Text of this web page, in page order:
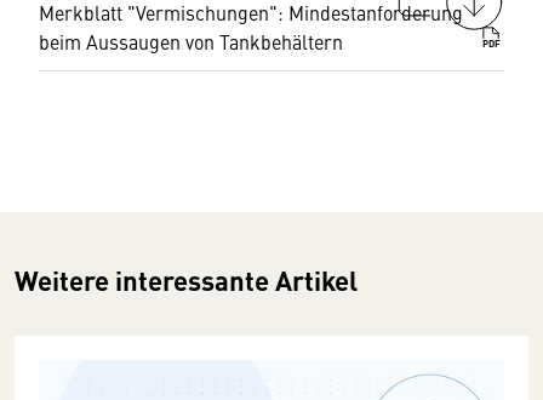
Merkblatt "Vermischungen": Mindestanforderung
beim Aussaugen von Tankbehältern
PDF
Weitere interessante Artikel